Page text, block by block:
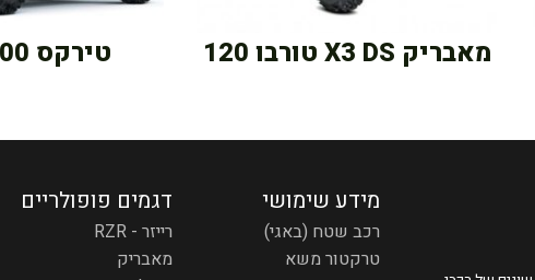
מאבריק X3 DS טורבו 120 טירקס KRX 1000
מידע שימושי
רכב שטח (באגי)
טרקטור משא
דגמים פופולריים
רייזר - RZR
מאבריק